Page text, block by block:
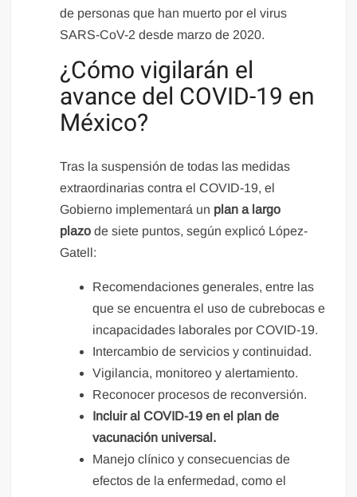
de personas que han muerto por el virus
SARS-CoV-2 desde marzo de 2020.
¿Cómo vigilarán el
avance del COVID-19 en
México?
Tras la suspensión de todas las medidas
extraordinarias contra el COVID-19, el
Gobierno implementará un plan a largo
plazo de siete puntos, según explicó López-
Gatell:
Recomendaciones generales, entre las
que se encuentra el uso de cubrebocas e
incapacidades laborales por COVID-19.
Intercambio de servicios y continuidad.
Vigilancia, monitoreo y alertamiento.
Reconocer procesos de reconversión.
Incluir al COVID-19 en el plan de
vacunación universal.
Manejo clínico y consecuencias de
efectos de la enfermedad, como el